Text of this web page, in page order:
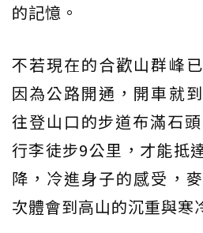
的記憶。
不若現在的合歡山群峰
因為公路開通，開車就
往登山口的步道布滿石
行李徒步9公里，才能抵
降，冷進身子的感受，
次體會到高山的沉重與寒